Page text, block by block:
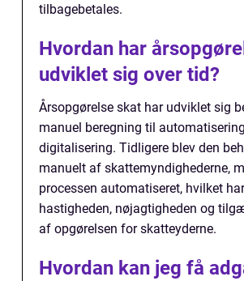
tilbagebetales.
Hvordan har
udviklet sig over tid?
Årsopgørelse skat har udviklet sig
manuel beregning til
digitalisering. Tidligere blev den
manuelt af skattemyndighederne,
processen automatiseret, hvilket
hastigheden, nøjagtigheden og
af opgørelsen for skatteyderne.
Hvordan kan jeg få